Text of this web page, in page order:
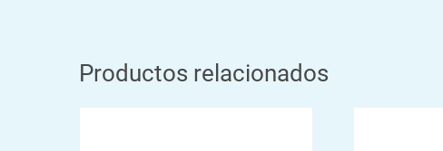
Productos relacionados